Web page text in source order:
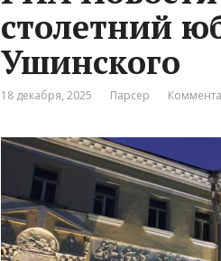
столетний
Ушинского
18 декабря, 2025 Парсер